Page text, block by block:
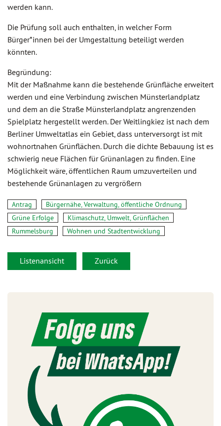
werden kann.
Die Prüfung soll auch enthalten, in welcher Form
Bürger*innen bei der Umgestaltung beteiligt werden
könnten.
Begründung:
Mit der Maßnahme kann die bestehende Grünfläche erweitert
werden und eine Verbindung zwischen Münsterlandplatz
und dem an die Straße Münsterlandplatz angrenzenden
Spielplatz hergestellt werden. Der Weitlingkiez ist nach dem
Berliner Umweltatlas ein Gebiet, dass unterversorgt ist mit
wohnortnahen Grünflächen. Durch die dichte Bebauung ist es
schwierig neue Flächen für Grünanlagen zu finden. Eine
Möglichkeit wäre, öffentlichen Raum umzuverteilen und
bestehende Grünanlagen zu vergrößern
Antrag
Bürgernähe, Verwaltung, öffentliche Ordnung
Grüne Erfolge
Klimaschutz, Umwelt, Grünflächen
Rummelsburg
Wohnen und Stadtentwicklung
Listenansicht Zurück